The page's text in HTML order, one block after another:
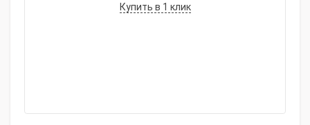
Купить в 1 клик